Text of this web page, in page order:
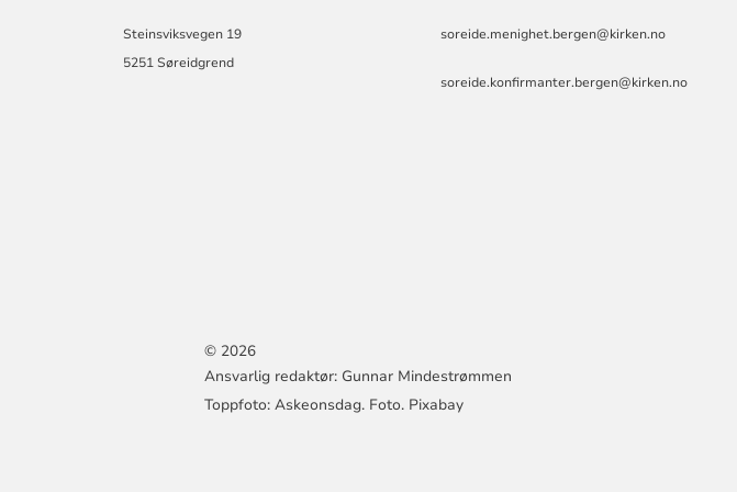
Steinsviksvegen 19
5251 Søreidgrend
soreide.menighet.bergen@kirken.no
soreide.konfirmanter.bergen@kirken.no
© 2026
Ansvarlig redaktør: Gunnar Mindestrømmen
Toppfoto: Askeonsdag. Foto. Pixabay